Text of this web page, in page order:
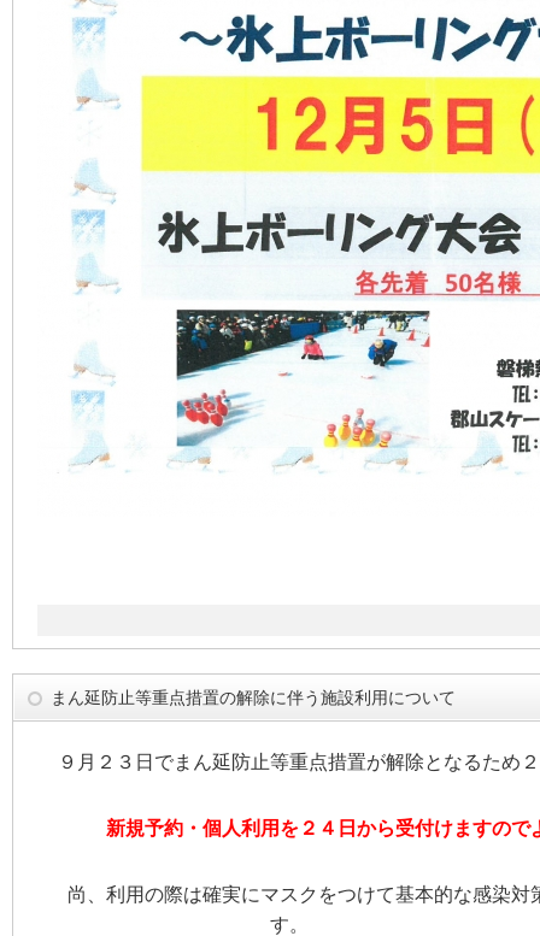
まん延防止等重点措置の解除に伴う施設利用について
９月２３日でまん延防止等重点措置が解除となるため
新規予約・個人利用を２４日から受付けますので
尚、利用の際は確実にマスクをつけて基本的な感染対
す